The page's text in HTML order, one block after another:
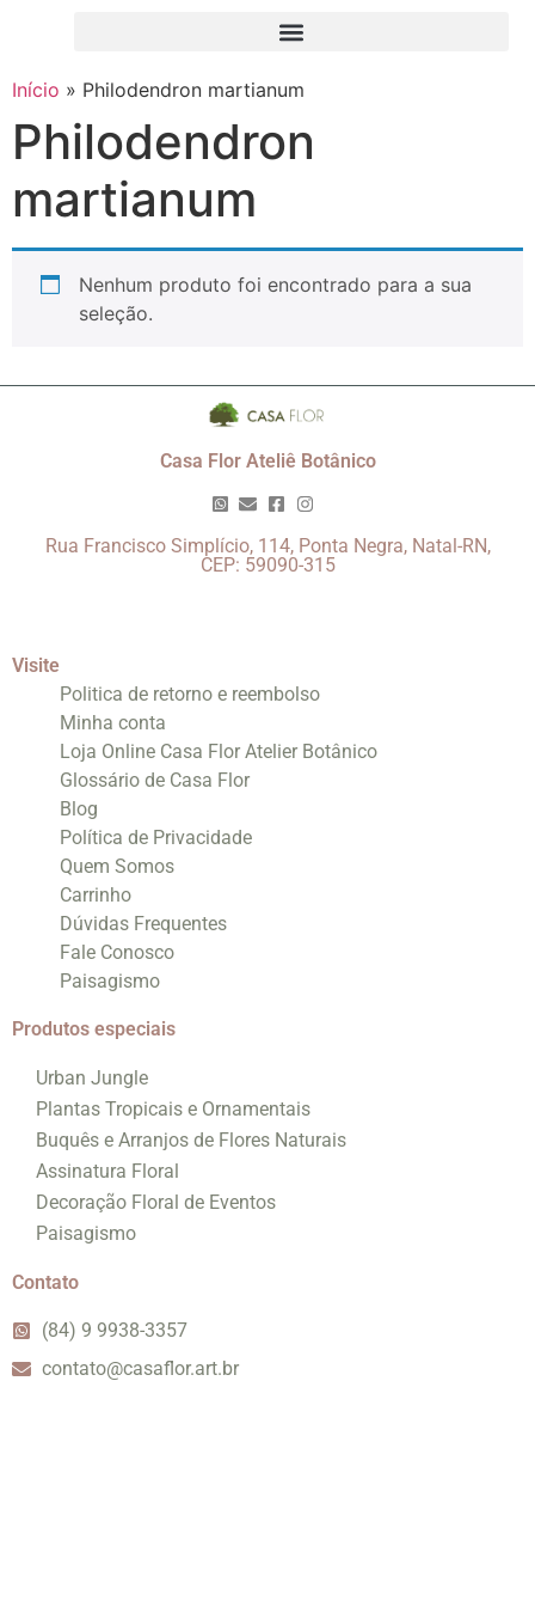
Início » Philodendron martianum
Philodendron
martianum
Nenhum produto foi encontrado para a sua
seleção.
Casa Flor Ateliê Botânico
Rua Francisco Simplício, 114, Ponta Negra, Natal-RN,
CEP: 59090-315
Visite
Politica de retorno e reembolso
Minha conta
Loja Online Casa Flor Atelier Botânico
Glossário de Casa Flor
Blog
Política de Privacidade
Quem Somos
Carrinho
Dúvidas Frequentes
Fale Conosco
Paisagismo
Produtos especiais
Urban Jungle
Plantas Tropicais e Ornamentais
Buquês e Arranjos de Flores Naturais
Assinatura Floral
Decoração Floral de Eventos
Paisagismo
Contato
(84) 9 9938-3357
contato@casaflor.art.br